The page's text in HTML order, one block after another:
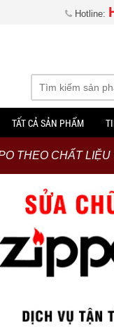
Hotline:
TẤT CẢ SẢN PHẨM
THEO CHẤT LIỆU